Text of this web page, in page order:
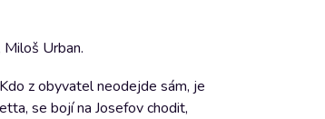
Urban.
z obyvatel neodejde sám, je
se bojí na Josefov chodit,